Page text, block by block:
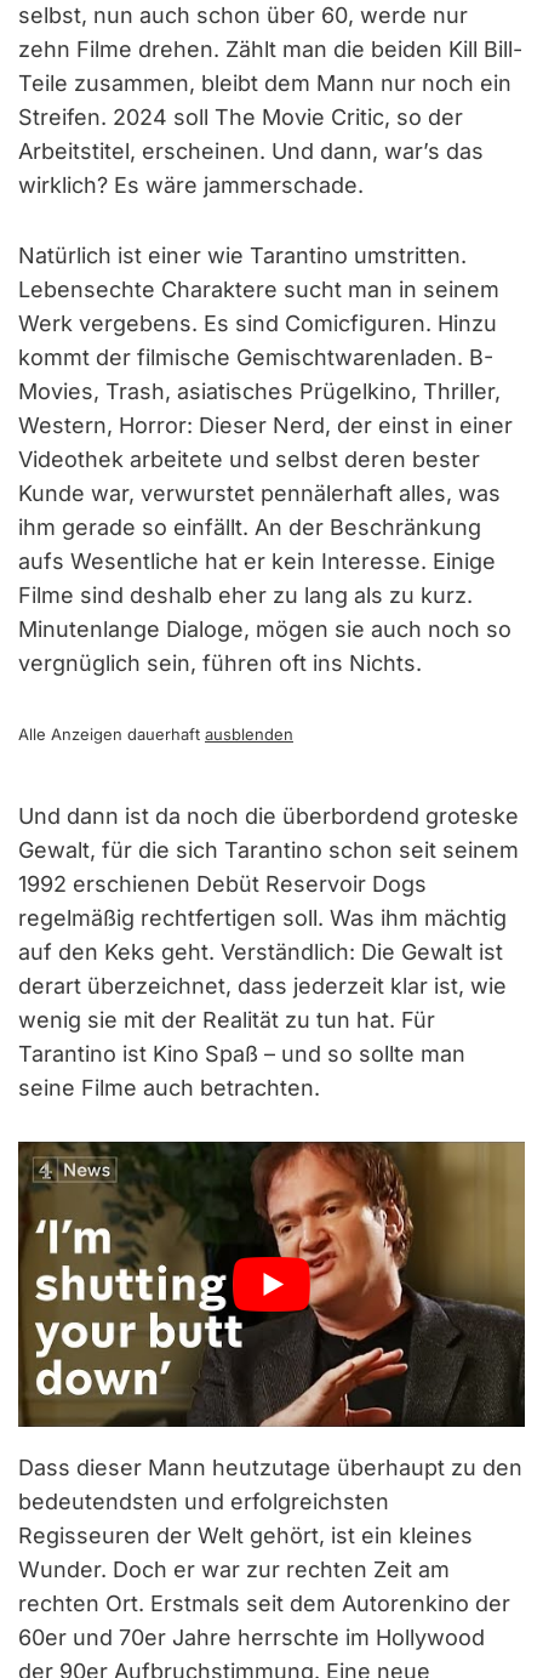
selbst, nun auch schon über 60, werde nur
zehn Filme drehen. Zählt man die beiden Kill Bill-
Teile zusammen, bleibt dem Mann nur noch ein
Streifen. 2024 soll The Movie Critic, so der
Arbeitstitel, erscheinen. Und dann, war’s das
wirklich? Es wäre jammerschade.
Natürlich ist einer wie Tarantino umstritten.
Lebensechte Charaktere sucht man in seinem
Werk vergebens. Es sind Comicfiguren. Hinzu
kommt der filmische Gemischtwarenladen. B-
Movies, Trash, asiatisches Prügelkino, Thriller,
Western, Horror: Dieser Nerd, der einst in einer
Videothek arbeitete und selbst deren bester
Kunde war, verwurstet pennälerhaft alles, was
ihm gerade so einfällt. An der Beschränkung
aufs Wesentliche hat er kein Interesse. Einige
Filme sind deshalb eher zu lang als zu kurz.
Minutenlange Dialoge, mögen sie auch noch so
vergnüglich sein, führen oft ins Nichts.
Alle Anzeigen dauerhaft ausblenden
Und dann ist da noch die überbordend groteske
Gewalt, für die sich Tarantino schon seit seinem
1992 erschienen Debüt Reservoir Dogs
regelmäßig rechtfertigen soll. Was ihm mächtig
auf den Keks geht. Verständlich: Die Gewalt ist
derart überzeichnet, dass jederzeit klar ist, wie
wenig sie mit der Realität zu tun hat. Für
Tarantino ist Kino Spaß – und so sollte man
seine Filme auch betrachten.
Dass dieser Mann heutzutage überhaupt zu den
bedeutendsten und erfolgreichsten
Regisseuren der Welt gehört, ist ein kleines
Wunder. Doch er war zur rechten Zeit am
rechten Ort. Erstmals seit dem Autorenkino der
60er und 70er Jahre herrschte im Hollywood
der 90er Aufbruchstimmung. Eine neue